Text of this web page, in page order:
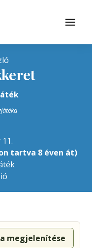
Menü
tartva 8 éven át)
megjelenítése